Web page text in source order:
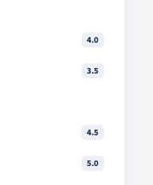
4.0
3.5
4.5
5.0